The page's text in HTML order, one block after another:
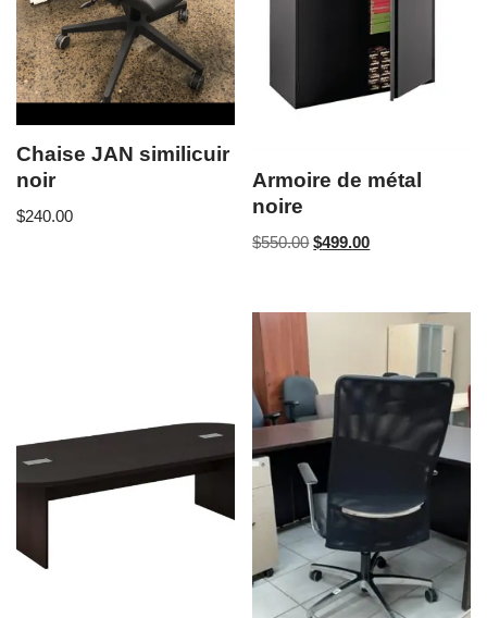
Chaise JAN similicuir
noir
$240.00
Armoire de métal
noire
$550.00 $499.00